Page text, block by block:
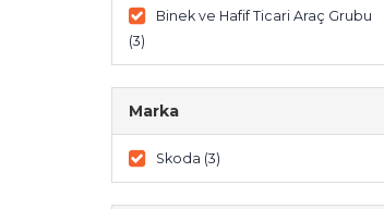
Binek ve Hafif Ticari Araç Grubu
(3)
Marka
Skoda (3)